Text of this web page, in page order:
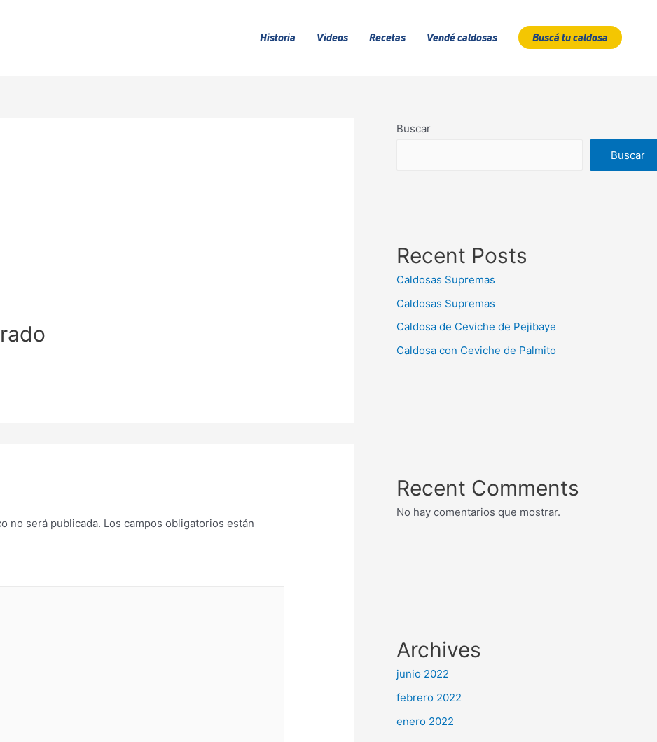
Historia Videos Recetas Vendé caldosas Buscá tu caldosa
no será publicada. Los campos obligatorios están
Buscar
Buscar
Recent Posts
Caldosas Supremas
Caldosas Supremas
Caldosa de Ceviche de Pejibaye
Caldosa con Ceviche de Palmito
Recent Comments
No hay comentarios que mostrar.
Archives
junio 2022
febrero 2022
enero 2022